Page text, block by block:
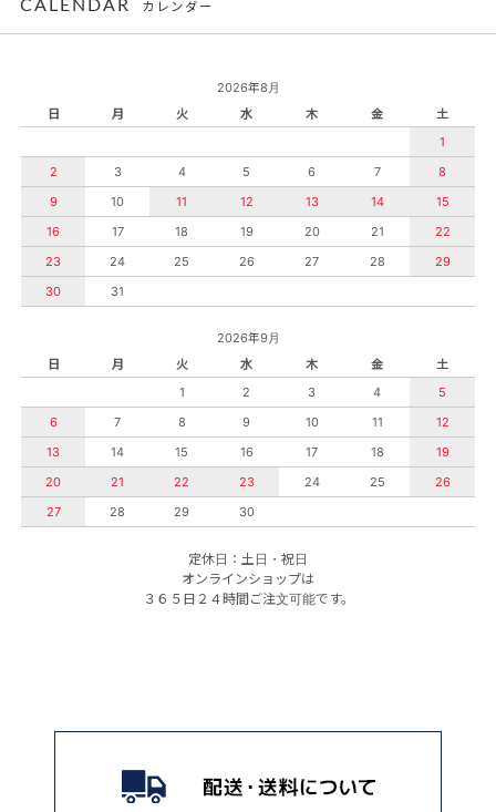
CALENDAR カレンダー
2026年8月
日
月 火 水 木 金
土
1
2
3 4 5 6 7
8
9
10 11 12 13 14
15
16
17 18 19 20 21
22
23
24 25 26 27 28
29
30
31
2026年9月
日
月 火 水 木 金
土
1
2 3 4
5
6
7 8 9 10 11
12
13
14 15 16 17 18
19
20
21 22 23 24 25
26
27
28 29 30
定休日：土日・祝日
オンラインショップは
３６５日２４時間ご注文可能です。